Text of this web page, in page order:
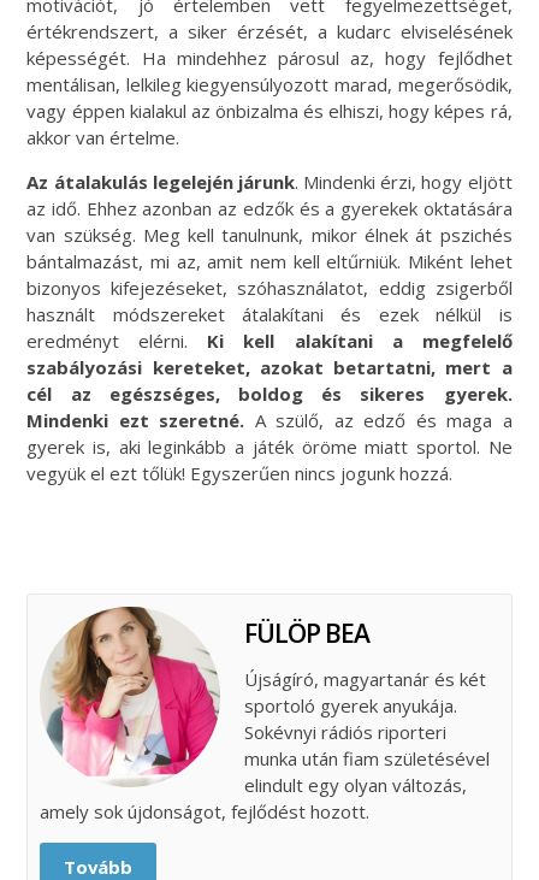
értékrendszert, a siker érzését, a kudarc elviselésének
képességét. Ha mindehhez párosul az, hogy fejlődhet
mentálisan, lelkileg kiegyensúlyozott marad, megerősödik,
vagy éppen kialakul az önbizalma és elhiszi, hogy képes rá,
akkor van értelme.
Az átalakulás legelején járunk. Mindenki érzi, hogy eljött
az idő. Ehhez azonban az edzők és a gyerekek oktatására
van szükség. Meg kell tanulnunk, mikor élnek át pszichés
bántalmazást, mi az, amit nem kell eltűrniük. Miként lehet
bizonyos kifejezéseket, szóhasználatot, eddig zsigerből
használt módszereket átalakítani és ezek nélkül is
eredményt elérni. Ki kell alakítani a megfelelő
szabályozási kereteket, azokat betartatni, mert a
cél az egészséges, boldog és sikeres gyerek.
Mindenki ezt szeretné. A szülő, az edző és maga a
gyerek is, aki leginkább a játék öröme miatt sportol. Ne
vegyük el ezt tőlük! Egyszerűen nincs jogunk hozzá.
FÜLÖP BEA
Újságíró, magyartanár és két
sportoló gyerek anyukája.
Sokévnyi rádiós riporteri
munka után fiam születésével
elindult egy olyan változás,
amely sok újdonságot, fejlődést hozott.
Tovább